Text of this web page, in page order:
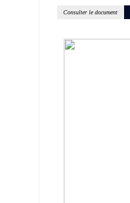
Consulter le document